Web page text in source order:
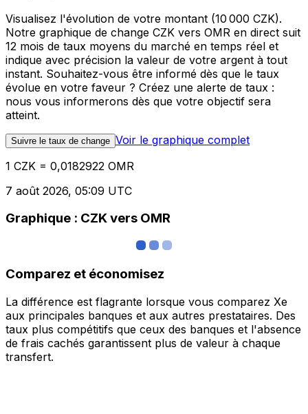
Visualisez l'évolution de votre montant (10 000 CZK).
Notre graphique de change CZK vers OMR en direct suit
12 mois de taux moyens du marché en temps réel et
indique avec précision la valeur de votre argent à tout
instant. Souhaitez-vous être informé dès que le taux
évolue en votre faveur ? Créez une alerte de taux :
nous vous informerons dès que votre objectif sera
atteint.
Suivre le taux de change Voir le graphique complet
1 CZK = 0,0182922 OMR
7 août 2026, 05:09 UTC
Graphique : CZK vers OMR
Comparez et économisez
La différence est flagrante lorsque vous comparez Xe
aux principales banques et aux autres prestataires. Des
taux plus compétitifs que ceux des banques et l'absence
de frais cachés garantissent plus de valeur à chaque
transfert.